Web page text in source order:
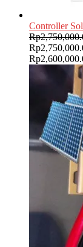
Controller
Rp